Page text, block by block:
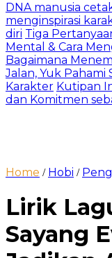
DNA manusia
menginspirasi
diri Tiga
Mental & Cara
Bagaimana
Jalan, Yuk
Karakter Kutipan
dan Komitmen
Home / Hobi /
Lirik
Sayang